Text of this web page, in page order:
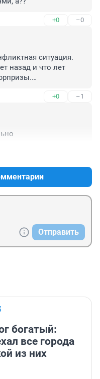
+0 –0
ситуация.
назад и что лет
+0 –1
Отправить
богатый:
все города
из них